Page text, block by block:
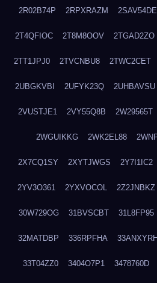
2R02B74P 2RPXRAZM 2SAV54DE
2T4QFIOC 2T8M8OOV 2TGAD2ZO
2TT1JPJ0 2TVCNBU8 2TWC2CET
2UBGKVBI 2UFYK23Q 2UHBAVSU
2VUSTJE1 2VY55Q8B 2W29565T
2WGUIKKG 2WK2EL88
2X7CQ1SY 2XYTJWGS 2Y7I1IC2
2YV3O361 2YXVOCOL 2Z2JNBKZ
30W729OG 31BVSCBT 31L8FP95
32MATDBP 336RPFHA 33ANXYRH
33T04ZZ0 3404O7P1 3478760D